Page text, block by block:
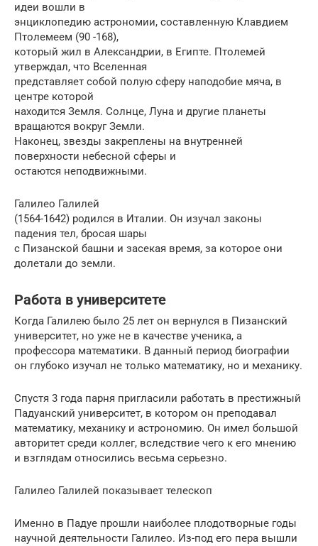
идеи вошли в
энциклопедию астрономии, составленную Клавдием
Птолемеем (90 -168),
который жил в Александрии, в Египте. Птолемей
утверждал, что Вселенная
представляет собой полую сферу наподобие мяча, в
центре которой
находится Земля. Солнце, Луна и другие планеты
вращаются вокруг Земли.
Наконец, звезды закреплены на внутренней
поверхности небесной сферы и
остаются неподвижными.
Галилео Галилей
(1564-1642) родился в Италии. Он изучал законы
падения тел, бросая шары
с Пизанской башни и засекая время, за которое они
долетали до земли.
Работа в университете
Когда Галилею было 25 лет он вернулся в Пизанский
университет, но уже не в качестве ученика, а
профессора математики. В данный период биографии
он глубоко изучал не только математику, но и механику.
Спустя 3 года парня пригласили работать в престижный
Падуанский университет, в котором он преподавал
математику, механику и астрономию. Он имел большой
авторитет среди коллег, вследствие чего к его мнению
и взглядам относились весьма серьезно.
Галилео Галилей показывает телескоп
Именно в Падуе прошли наиболее плодотворные годы
научной деятельности Галилео. Из-под его пера вышли